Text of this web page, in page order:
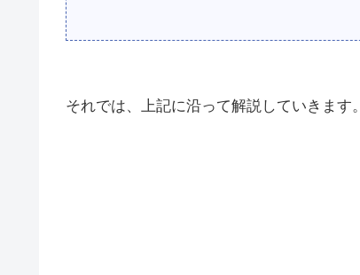
それでは、上記に沿って解説していきます。